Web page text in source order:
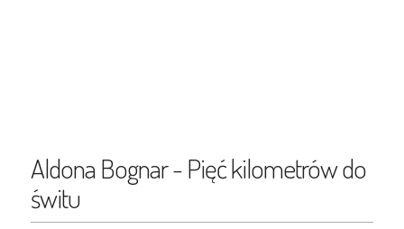
Aldona Bognar - Pięć kilometrów do
świtu